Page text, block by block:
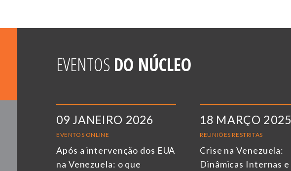
EVENTOS DO NÚCLEO
09 JANEIRO 2026
EVENTOS ONLINE
Após a intervenção dos EUA
na Venezuela: o que
18 MARÇO 2025
REUNIÕES RESTRITAS
Crise na Venezuela:
Dinâmicas Internas e